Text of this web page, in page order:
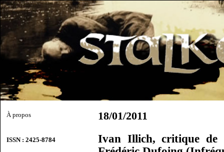
À propos
ISSN : 2425-8784
18/01/2011
Ivan Illich, critique de